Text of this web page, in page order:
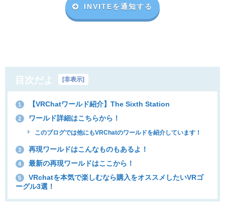
INVITEを通知する
目次だよ [非表示]
1 【VRChatワールド紹介】The Sixth Station
2 ワールド詳細はこちらから！
このブログでは他にもVRChatのワールドを紹介しています！
3 再現ワールドはこんなものもあるよ！
4 最新の再現ワールドはここから！
5
VRchatを本気で楽しむなら購入をオススメしたいVRゴ
ーグル3選！